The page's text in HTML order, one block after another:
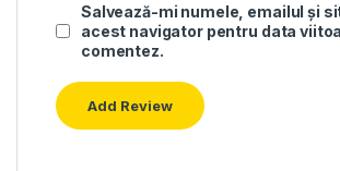
Salvează-mi numele, emailul și
acest navigator pentru data
comentez.